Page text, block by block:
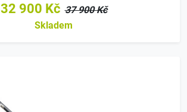
32 900 Kč 37 900 Kč
Skladem